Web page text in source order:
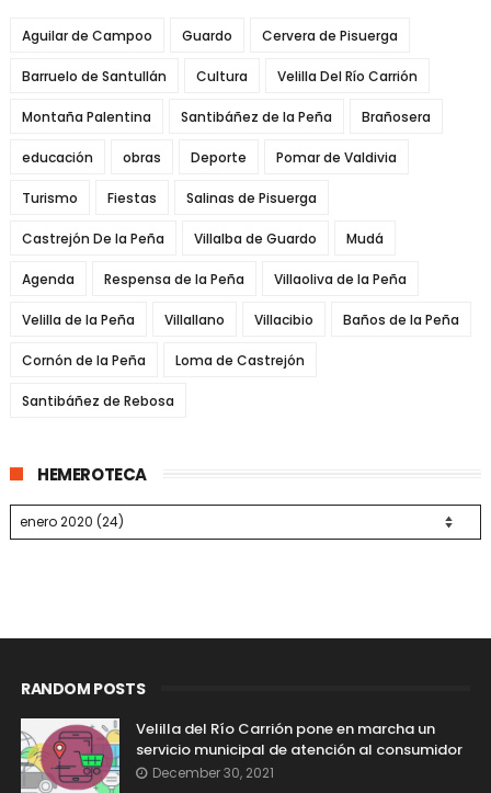
Aguilar de Campoo Guardo Cervera de Pisuerga
Barruelo de Santullán Cultura Velilla Del Río Carrión
Montaña Palentina Santibáñez de la Peña Brañosera
educación obras Deporte Pomar de Valdivia
Turismo Fiestas Salinas de Pisuerga
Castrejón De la Peña Villalba de Guardo Mudá
Agenda Respensa de la Peña Villaoliva de la Peña
Velilla de la Peña Villallano Villacibio Baños de la Peña
Cornón de la Peña Loma de Castrejón
Santibáñez de Rebosa
HEMEROTECA
RANDOM POSTS
Velilla del Río Carrión pone en marcha un
servicio municipal de atención al consumidor
December 30, 2021